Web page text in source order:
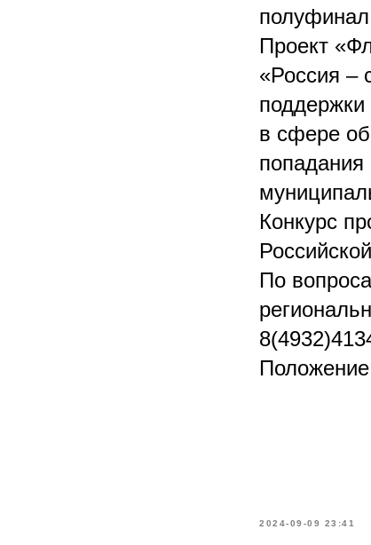
Проект
«Россия –
в сфере
Конкурс
По
2024-09-09 23:41